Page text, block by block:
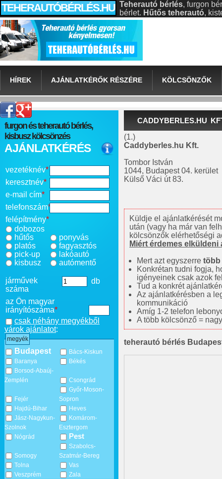
TEHERAUTÓBÉRLÉS.HU Teherautó bérlés, furgon
bérlet. Hűtős teherautó,
HÍREK AJÁNLATKÉRŐK RÉSZÉRE KÖLCSÖNZŐK
furgon és teherautó bérlés,
kisbusz kölcsönzés
AJÁNLATKÉRÉS
vezetéknév*
keresztnév*
e-mail cím*
telefonszám*
felépítmény*
dobozos
hűtős
platós
pick-up
kisbusz
ponyvás
fagyasztós
lakóautó
autómentő
járművek
száma
db
az Ön magyar
irányítószáma*
csak néhány megyékből
várok ajánlatot:
megyék
Budapest
Bács-Kiskun
Baranya
Békés
Borsod-Abaúj-
Zemplén
Csongrád
Fejér
Győr-Moson-
Sopron
Hajdú-Bihar
Heves
Jász-Nagykun-
Szolnok
Komárom-
Esztergom
Nógrád
Pest
Somogy
Szabolcs-
Szatmár-Bereg
Tolna
Vas
Veszprém
Zala
CADDYBERLES.HU
(1.)
Caddyberles.hu Kft.
Tombor István
1044, Budapest 04. kerület
Külső Váci út 83.
Küldje el ajánlatkérését
után (vagy ha már van
kölcsönzők elérhetőségi
Miért érdemes
Mert azt egyszerre több
Konkrétan tudni fogja,
igényeinek csak azok
Tud a konkrét
Az ajánlatkérésben a
kommunikáció
Amíg 1-2 telefon
A több kölcsönző =
teherautó bérlés